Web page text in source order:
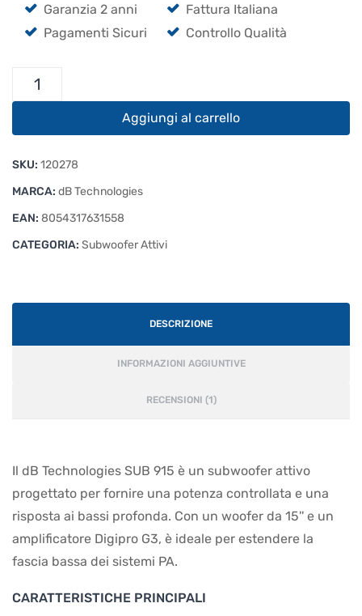
Garanzia 2 anni
Fattura Italiana
Pagamenti Sicuri
Controllo Qualità
915
Aggiungi al carrello
SKU: 120278
MARCA: dB Technologies
EAN: 8054317631558
CATEGORIA: Subwoofer Attivi
DESCRIZIONE
INFORMAZIONI AGGIUNTIVE
RECENSIONI (1)
Il dB Technologies SUB 915 è un subwoofer attivo
progettato per fornire una potenza controllata e una
risposta ai bassi profonda. Con un woofer da 15'' e un
amplificatore Digipro G3, è ideale per estendere la
fascia bassa dei sistemi PA.
CARATTERISTICHE PRINCIPALI